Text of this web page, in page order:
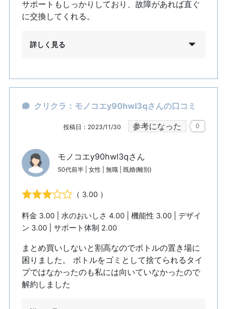
サポートもしっかりしており、故障があれば直ぐ
に交換してくれる。
詳しく見る
クリクラ：モノコエy90hwl3qさんの口コミ
投稿日：2023/11/30 参考になった 0
モノコエy90hwl3qさん
50代前半 | 女性 | 無職 | 既婚(離別)
（ 3.00 ）
料金 3.00 | 水のおいしさ 4.00 | 機能性 3.00 | デザイ
ン 3.00 | サポート体制 2.00
まとめ買いしないと割高なのでボトルの置き場に
困りました。 ボトルをゴミとして捨てられるタイ
プではなかったのも私には向いていなかったので
解約しました